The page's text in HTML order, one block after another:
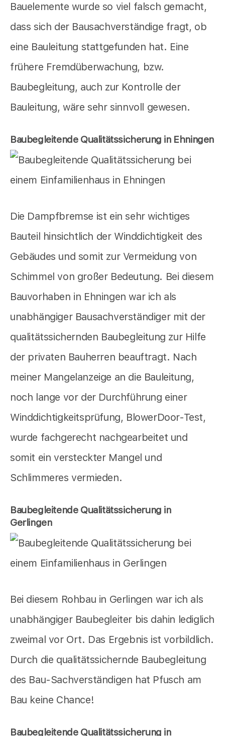
Bauelemente wurde so viel falsch gemacht,
dass sich der Bausachverständige fragt, ob
eine Bauleitung stattgefunden hat. Eine
frühere Fremdüberwachung, bzw.
Baubegleitung, auch zur Kontrolle der
Bauleitung, wäre sehr sinnvoll gewesen.
Baubegleitende Qualitätssicherung in Ehningen
Die Dampfbremse ist ein sehr wichtiges
Bauteil hinsichtlich der Winddichtigkeit des
Gebäudes und somit zur Vermeidung von
Schimmel von großer Bedeutung. Bei diesem
Bauvorhaben in Ehningen war ich als
unabhängiger Bausachverständiger mit der
qualitätssichernden Baubegleitung zur Hilfe
der privaten Bauherren beauftragt. Nach
meiner Mangelanzeige an die Bauleitung,
noch lange vor der Durchführung einer
Winddichtigkeitsprüfung, BlowerDoor-Test,
wurde fachgerecht nachgearbeitet und
somit ein versteckter Mangel und
Schlimmeres vermieden.
Baubegleitende Qualitätssicherung in
Gerlingen
Bei diesem Rohbau in Gerlingen war ich als
unabhängiger Baubegleiter bis dahin lediglich
zweimal vor Ort. Das Ergebnis ist vorbildlich.
Durch die qualitätssichernde Baubegleitung
des Bau-Sachverständigen hat Pfusch am
Bau keine Chance!
Baubegleitende Qualitätssicherung in